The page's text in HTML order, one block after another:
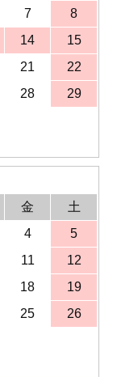
7
8
14
15
21
22
28
29
金
土
4
5
11
12
18
19
25
26